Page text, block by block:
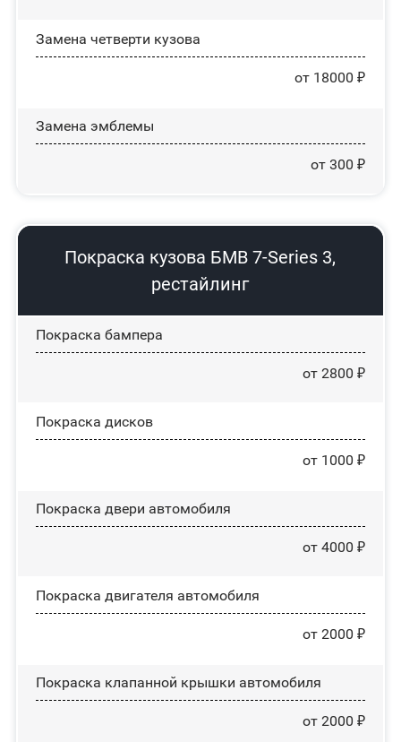
Замена четверти кузова
от 18000 ₽
Замена эмблемы
от 300 ₽
Покраска кузова БМВ 7-Series 3,
рестайлинг
Покраска бампера
от 2800 ₽
Покраска дисков
от 1000 ₽
Покраска двери автомобиля
от 4000 ₽
Покраска двигателя автомобиля
от 2000 ₽
Покраска клапанной крышки автомобиля
от 2000 ₽